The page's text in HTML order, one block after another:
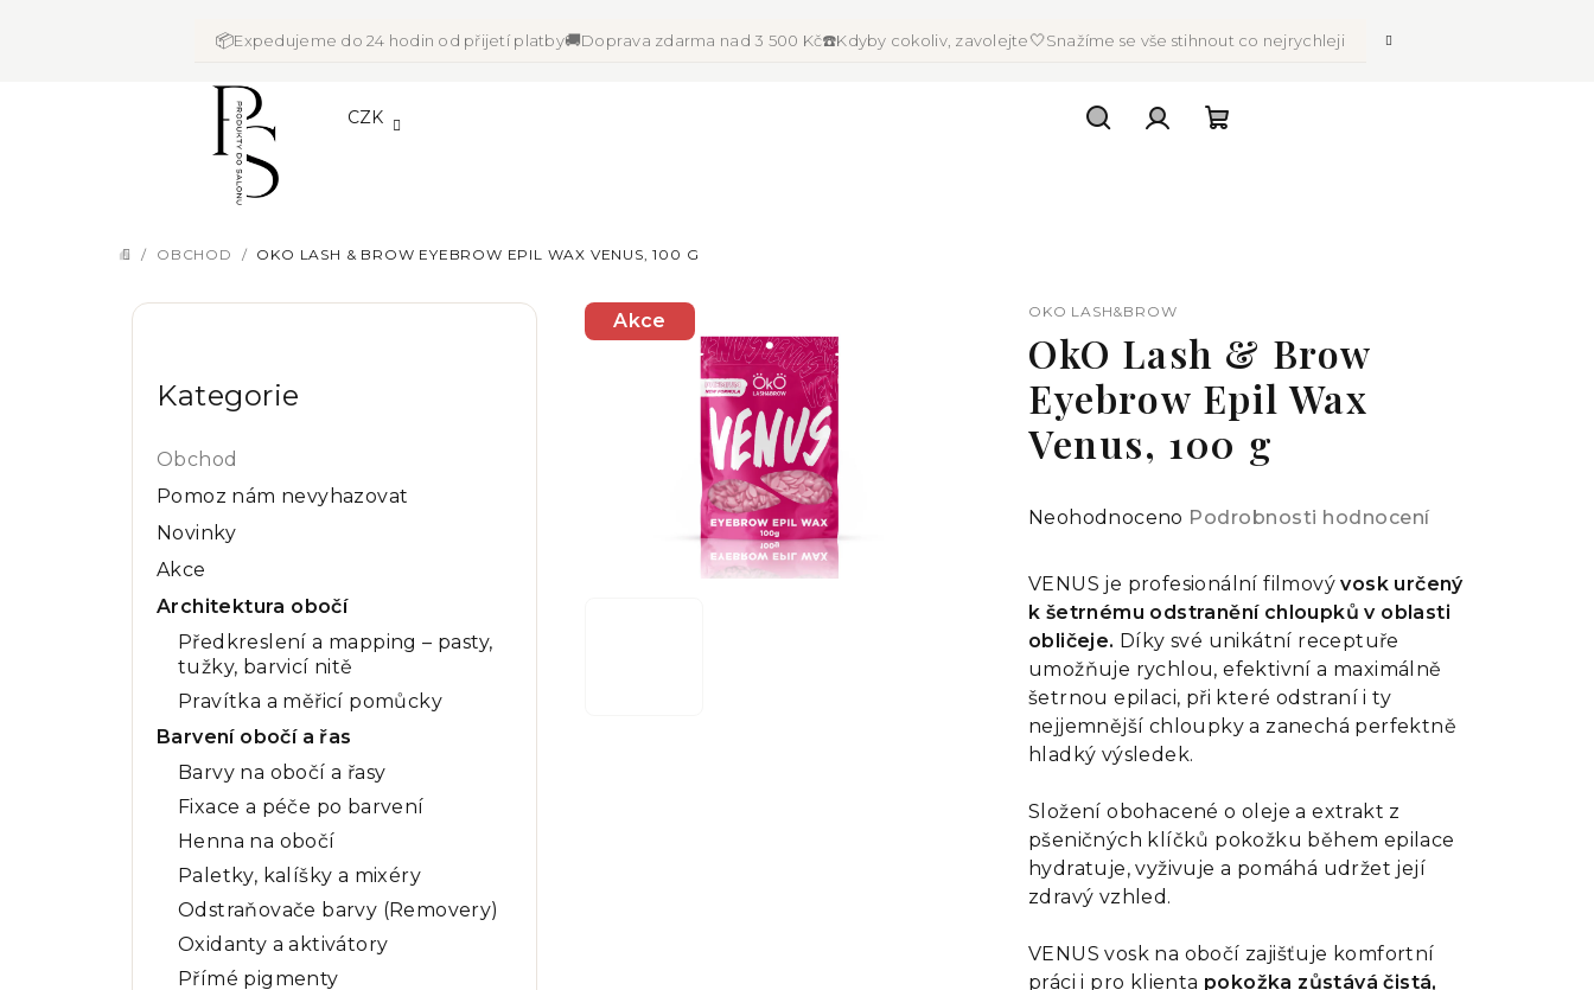
📦Expedujeme do 24 hodin od přijetí platby🚚Doprava zdarma nad 3 500 Kč☎️Kdyby cokoliv, zavolejte🤍Snažíme se vše stihnout co nejrychleji
CZK
DOMŮ
/ OBCHOD / OKO LASH & BROW EYEBROW EPIL WAX VENUS, 100 G
Kategorie
Obchod
Pomoz nám nevyhazovat
Novinky
Akce
Architektura obočí
Předkreslení a mapping – pasty,
tužky, barvicí nitě
Pravítka a měřicí pomůcky
Barvení obočí a řas
Barvy na obočí a řasy
Fixace a péče po barvení
Henna na obočí
Paletky, kalíšky a mixéry
Odstraňovače barvy (Removery)
Oxidanty a aktivátory
Přímé pigmenty
OKO LASH&BROW
OkO Lash & Brow
Eyebrow Epil Wax
Venus, 100 g
Průměrné
produktu
je
0,0
5
hvězdiček.
Neohodnoceno Podrobnosti hodnocení
VENUS je profesionální filmovývosk určený
k šetrnému odstranění chloupků v oblasti
obličeje. Díky své unikátní receptuře
umožňuje rychlou, efektivní a maximálně
šetrnou epilaci, při které odstraní i ty
nejjemnější chloupky a zanechá perfektně
hladký výsledek.
Složení obohacené o oleje a extrakt z
pšeničných klíčků pokožku během epilace
hydratuje, vyživuje a pomáhá udržet její
zdravý vzhled.
VENUS vosk na obočí zajišťuje komfortní
práci i pro klienta pokožka zůstává čistá,
Akce